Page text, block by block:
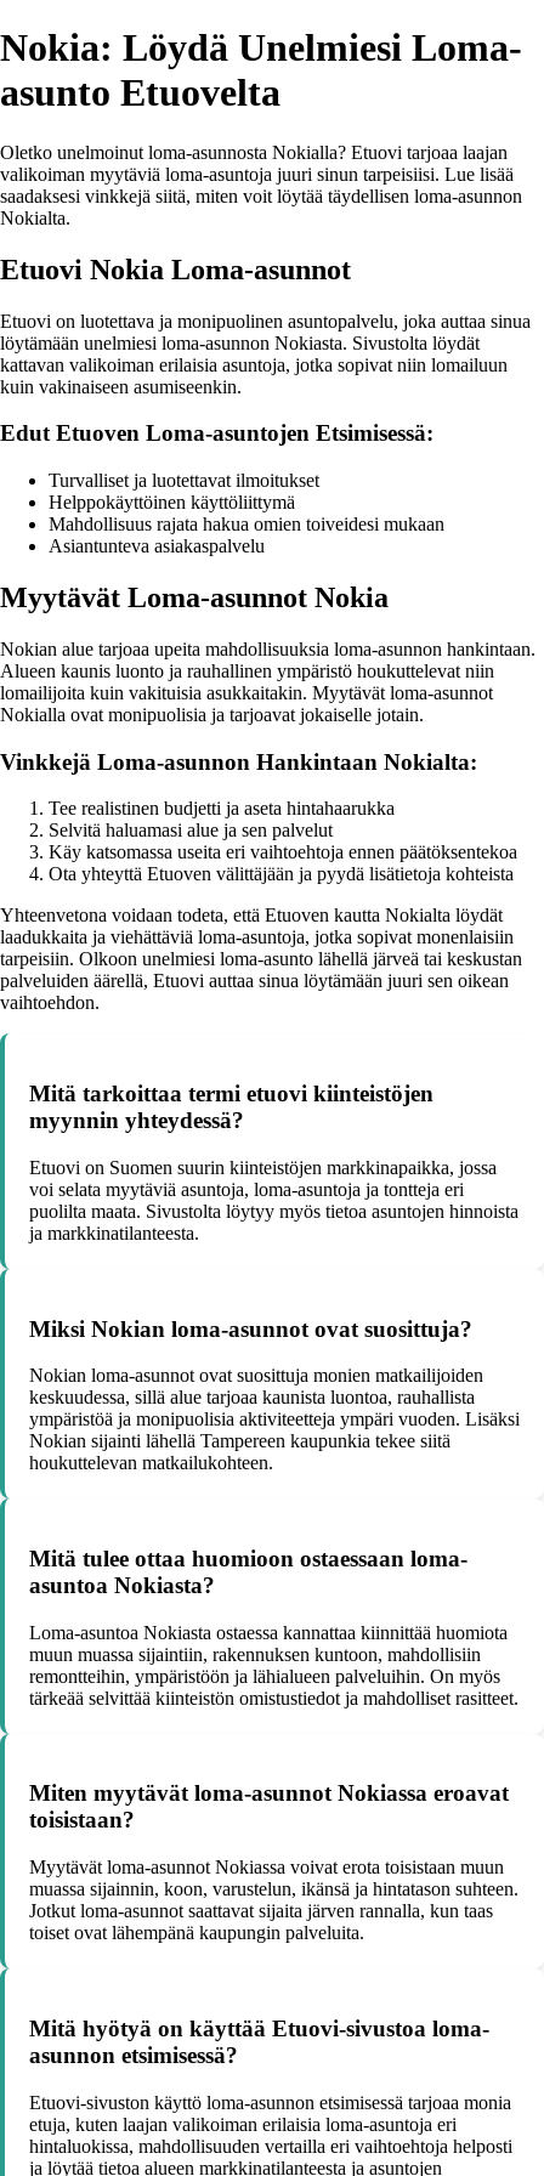
Nokia: Löydä Unelmiesi Loma-
asunto Etuovelta
Oletko unelmoinut loma-asunnosta Nokialla? Etuovi tarjoaa laajan
valikoiman myytäviä loma-asuntoja juuri sinun tarpeisiisi. Lue lisää
saadaksesi vinkkejä siitä, miten voit löytää täydellisen loma-asunnon
Nokialta.
Etuovi Nokia Loma-asunnot
Etuovi on luotettava ja monipuolinen asuntopalvelu, joka auttaa sinua
löytämään unelmiesi loma-asunnon Nokiasta. Sivustolta löydät
kattavan valikoiman erilaisia asuntoja, jotka sopivat niin lomailuun
kuin vakinaiseen asumiseenkin.
Edut Etuoven Loma-asuntojen Etsimisessä:
Turvalliset ja luotettavat ilmoitukset
Helppokäyttöinen käyttöliittymä
Mahdollisuus rajata hakua omien toiveidesi mukaan
Asiantunteva asiakaspalvelu
Myytävät Loma-asunnot Nokia
Nokian alue tarjoaa upeita mahdollisuuksia loma-asunnon hankintaan.
Alueen kaunis luonto ja rauhallinen ympäristö houkuttelevat niin
lomailijoita kuin vakituisia asukkaitakin. Myytävät loma-asunnot
Nokialla ovat monipuolisia ja tarjoavat jokaiselle jotain.
Vinkkejä Loma-asunnon Hankintaan Nokialta:
Tee realistinen budjetti ja aseta hintahaarukka
Selvitä haluamasi alue ja sen palvelut
Käy katsomassa useita eri vaihtoehtoja ennen päätöksentekoa
Ota yhteyttä Etuoven välittäjään ja pyydä lisätietoja kohteista
Yhteenvetona voidaan todeta, että Etuoven kautta Nokialta löydät
laadukkaita ja viehättäviä loma-asuntoja, jotka sopivat monenlaisiin
tarpeisiin. Olkoon unelmiesi loma-asunto lähellä järveä tai keskustan
palveluiden äärellä, Etuovi auttaa sinua löytämään juuri sen oikean
vaihtoehdon.
Mitä tarkoittaa termi etuovi kiinteistöjen
myynnin yhteydessä?
Etuovi on Suomen suurin kiinteistöjen markkinapaikka, jossa
voi selata myytäviä asuntoja, loma-asuntoja ja tontteja eri
puolilta maata. Sivustolta löytyy myös tietoa asuntojen hinnoista
ja markkinatilanteesta.
Miksi Nokian loma-asunnot ovat suosittuja?
Nokian loma-asunnot ovat suosittuja monien matkailijoiden
keskuudessa, sillä alue tarjoaa kaunista luontoa, rauhallista
ympäristöä ja monipuolisia aktiviteetteja ympäri vuoden. Lisäksi
Nokian sijainti lähellä Tampereen kaupunkia tekee siitä
houkuttelevan matkailukohteen.
Mitä tulee ottaa huomioon ostaessaan loma-
asuntoa Nokiasta?
Loma-asuntoa Nokiasta ostaessa kannattaa kiinnittää huomiota
muun muassa sijaintiin, rakennuksen kuntoon, mahdollisiin
remontteihin, ympäristöön ja lähialueen palveluihin. On myös
tärkeää selvittää kiinteistön omistustiedot ja mahdolliset rasitteet.
Miten myytävät loma-asunnot Nokiassa eroavat
toisistaan?
Myytävät loma-asunnot Nokiassa voivat erota toisistaan muun
muassa sijainnin, koon, varustelun, ikänsä ja hintatason suhteen.
Jotkut loma-asunnot saattavat sijaita järven rannalla, kun taas
toiset ovat lähempänä kaupungin palveluita.
Mitä hyötyä on käyttää Etuovi-sivustoa loma-
asunnon etsimisessä?
Etuovi-sivuston käyttö loma-asunnon etsimisessä tarjoaa monia
etuja, kuten laajan valikoiman erilaisia loma-asuntoja eri
hintaluokissa, mahdollisuuden vertailla eri vaihtoehtoja helposti
ja löytää tietoa alueen markkinatilanteesta ja asuntojen